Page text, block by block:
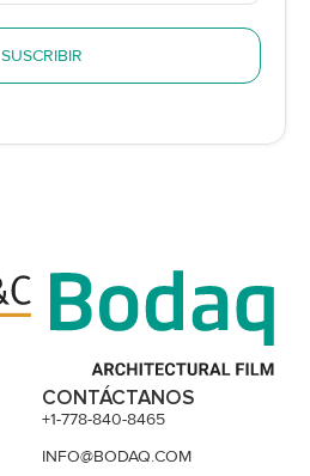
SUSCRIBIR
CONTÁCTANOS
+1-778-840-8465
INFO@BODAQ.COM